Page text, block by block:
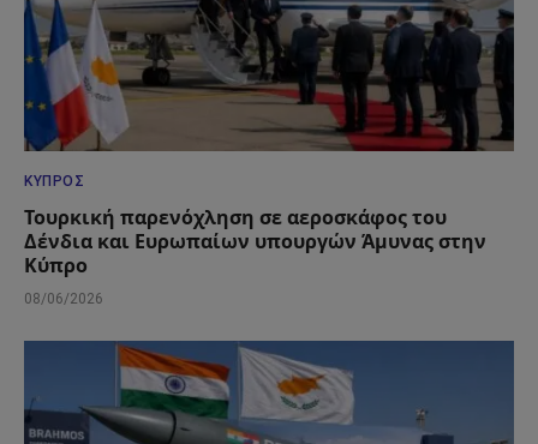
ΚΎΠΡΟΣ
Τουρκική παρενόχληση σε αεροσκάφος του
Δένδια και Ευρωπαίων υπουργών Άμυνας στην
Κύπρο
08/06/2026